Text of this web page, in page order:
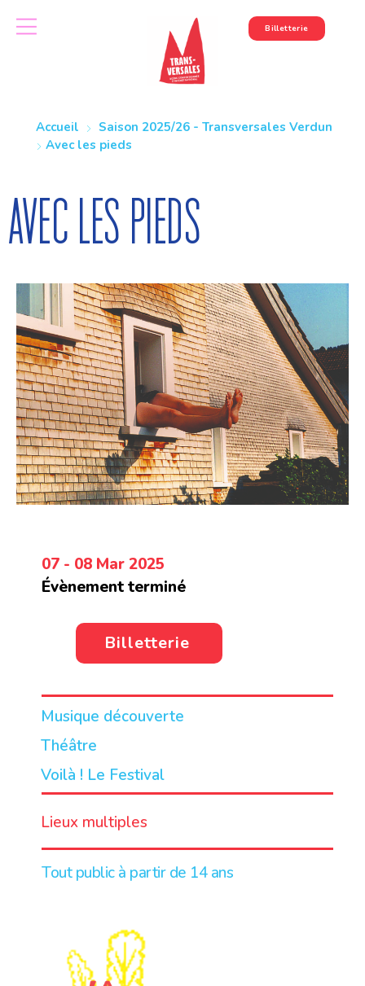
Billetterie
Accueil
Saison 2025/26 - Transversales Verdun
Avec les pieds
Avec les pieds
07 - 08 Mar 2025
Évènement terminé
Billetterie
Musique découverte
Théâtre
Voilà ! Le Festival
LIEU
Lieux multiples
Tout public à partir de 14 ans